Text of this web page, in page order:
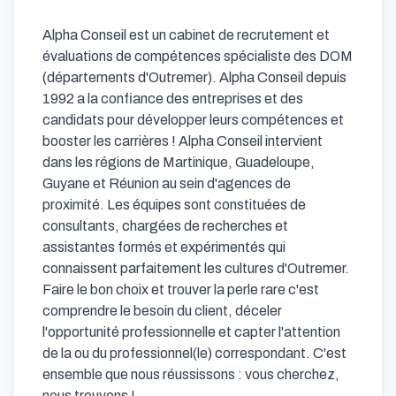
Alpha Conseil est un cabinet de recrutement et
évaluations de compétences spécialiste des DOM
(départements d'Outremer). Alpha Conseil depuis
1992 a la confiance des entreprises et des
candidats pour développer leurs compétences et
booster les carrières ! Alpha Conseil intervient
dans les régions de Martinique, Guadeloupe,
Guyane et Réunion au sein d'agences de
proximité. Les équipes sont constituées de
consultants, chargées de recherches et
assistantes formés et expérimentés qui
connaissent parfaitement les cultures d'Outremer.
Faire le bon choix et trouver la perle rare c'est
comprendre le besoin du client, déceler
l'opportunité professionnelle et capter l'attention
de la ou du professionnel(le) correspondant. C'est
ensemble que nous réussissons : vous cherchez,